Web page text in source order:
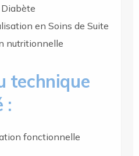
en Soins de Suite
nutritionnelle
technique
:
fonctionnelle